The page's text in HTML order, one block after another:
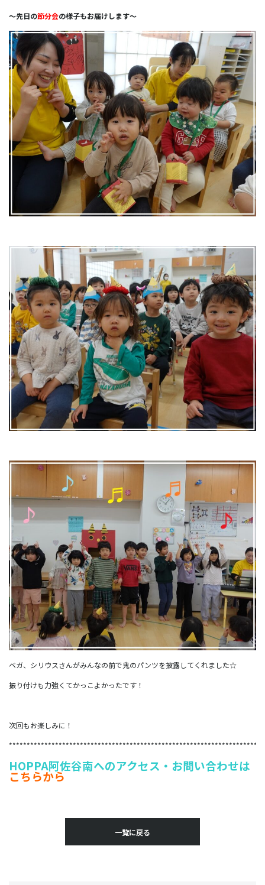
～先日の節分会の様子もお届けします～
ベガ、シリウスさんがみんなの前で鬼のパンツを披露してくれました☆
振り付けも力強くてかっこよかったです！
次回もお楽しみに！
HOPPA阿佐谷南へのアクセス・お問い合わせは
こちらから
一覧に戻る